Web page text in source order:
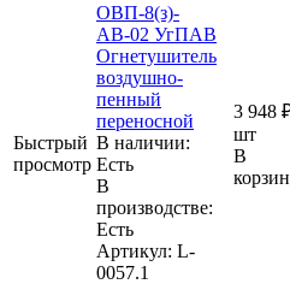
Быстрый
просмотр
ОВП-8(з)-
АВ-02 УгПАВ
Огнетушитель
воздушно-
пенный
переносной
В наличии:
Eсть
В
производстве:
Есть
Артикул: L-
0057.1
3 948
шт
В